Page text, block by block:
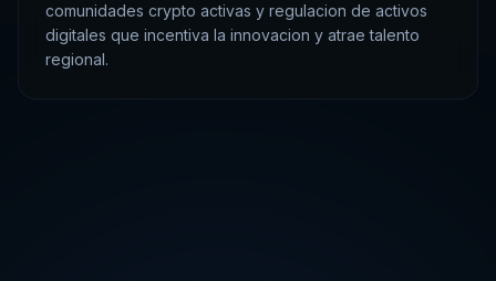
comunidades crypto activas y regulacion de activos
digitales que incentiva la innovacion y atrae talento
regional.